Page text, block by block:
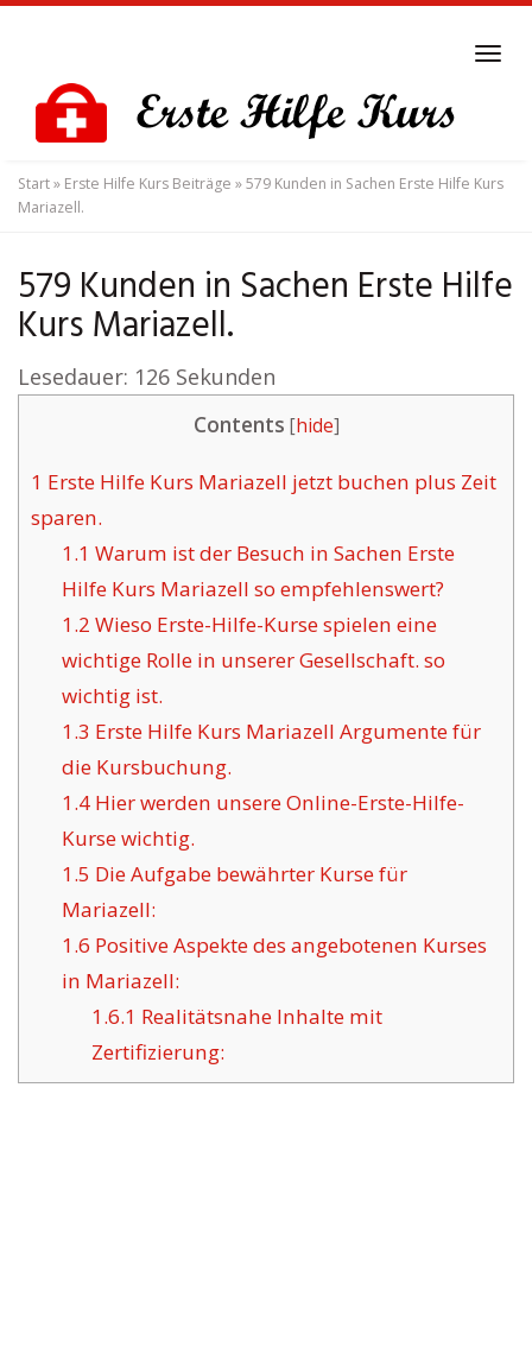
content
Start» Erste Hilfe Kurs Beiträge »579 Kunden in Sachen Erste Hilfe Kurs
Mariazell.
579 Kunden in Sachen Erste Hilfe
Kurs Mariazell.
Lesedauer: 126 Sekunden
Contents [hide]
1 Erste Hilfe Kurs Mariazell jetzt buchen plus Zeit
sparen.
1.1 Warum ist der Besuch in Sachen Erste
Hilfe Kurs Mariazell so empfehlenswert?
1.2 Wieso Erste-Hilfe-Kurse spielen eine
wichtige Rolle in unserer Gesellschaft. so
wichtig ist.
1.3 Erste Hilfe Kurs Mariazell Argumente für
die Kursbuchung.
1.4Hier werden unsere Online-Erste-Hilfe-
Kurse wichtig.
1.5 Die Aufgabe bewährter Kurse für
Mariazell:
1.6 Positive Aspekte des angebotenen Kurses
in Mariazell:
1.6.1 Realitätsnahe Inhalte mit
Zertifizierung: